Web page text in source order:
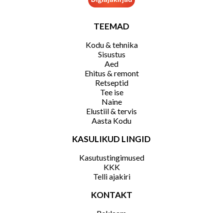
TEEMAD
Kodu & tehnika
Sisustus
Aed
Ehitus & remont
Retseptid
Tee ise
Naine
Elustiil & tervis
Aasta Kodu
KASULIKUD LINGID
Kasutustingimused
KKK
Telli ajakiri
KONTAKT